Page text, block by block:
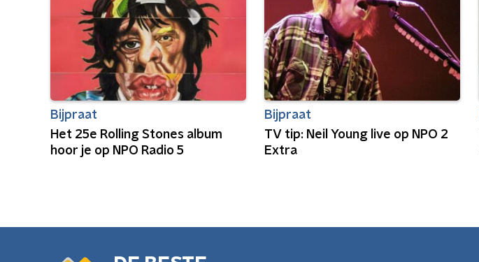
Bijpraat
Het 25e Rolling Stones album
hoor je op NPO Radio 5
Bijpraat
TV tip: Neil Young live op NPO 2
Extra